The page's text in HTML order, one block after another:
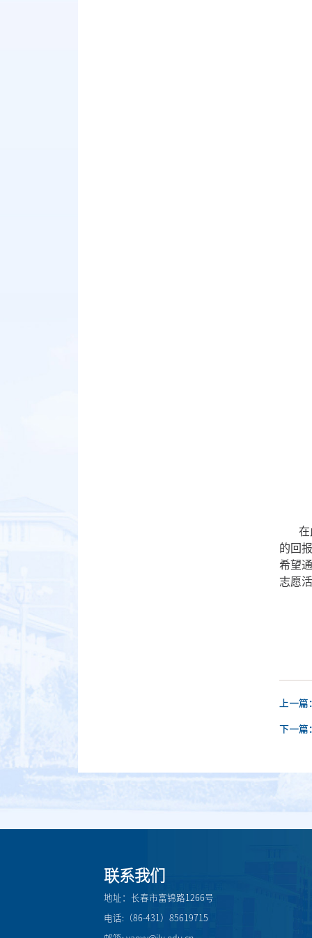
在
的回
希望
志愿
上一篇
下一篇
联系我们
地址：长春市富锦路1266号
电话:（86-431）85619715